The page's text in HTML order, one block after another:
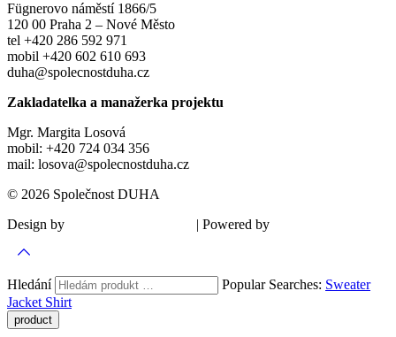
Fügnerovo náměstí 1866/5
120 00 Praha 2 – Nové Město
tel +420 286 592 971
mobil +420 602 610 693
duha@spolecnostduha.cz
Zakladatelka a manažerka projektu
Mgr. Margita Losová
mobil: +420 724 034 356
mail: losova@spolecnostduha.cz
© 2026 Společnost DUHA
Design by
| Powered by
Hledání Popular Searches: Sweater
Jacket Shirt